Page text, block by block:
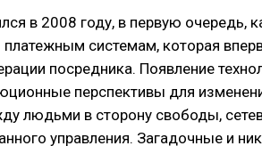
в 2008 году, в первую очередь,
системам, которая
посредника. Появление
перспективы для
людьми в сторону свободы,
управления. Загадочные и